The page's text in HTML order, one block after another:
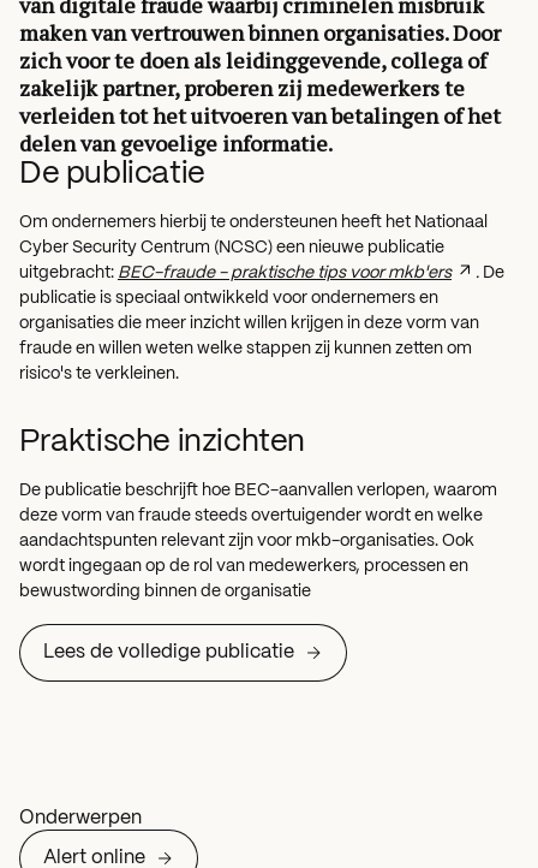
maken van vertrouwen binnen organisaties. Door
zich voor te doen als leidinggevende, collega of
zakelijk partner, proberen zij medewerkers te
verleiden tot het uitvoeren van betalingen of het
delen van gevoelige informatie.
De publicatie
Om ondernemers hierbij te ondersteunen heeft het Nationaal
Cyber Security Centrum (NCSC) een nieuwe publicatie
uitgebracht: BEC-fraude - praktische tips voor mkb'ers . De
publicatie is speciaal ontwikkeld voor ondernemers en
organisaties die meer inzicht willen krijgen in deze vorm van
fraude en willen weten welke stappen zij kunnen zetten om
risico's te verkleinen.
Praktische inzichten
De publicatie beschrijft hoe BEC-aanvallen verlopen, waarom
deze vorm van fraude steeds overtuigender wordt en welke
aandachtspunten relevant zijn voor mkb-organisaties. Ook
wordt ingegaan op de rol van medewerkers, processen en
bewustwording binnen de organisatie
Lees de volledige publicatie
Onderwerpen
Alert online